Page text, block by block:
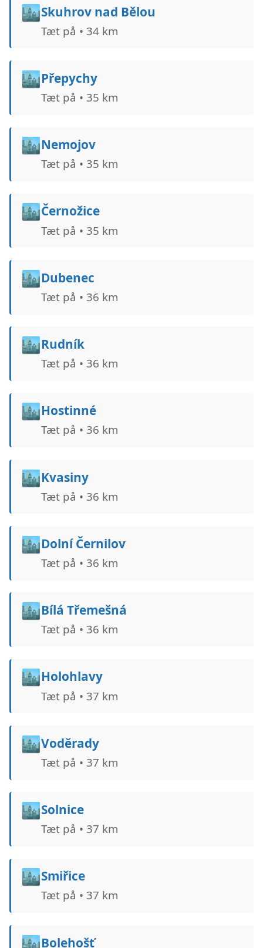
🏙️Skuhrov nad Bělou
Tæt på • 34 km
🏙️Přepychy
Tæt på • 35 km
🏙️Nemojov
Tæt på • 35 km
🏙️Černožice
Tæt på • 35 km
🏙️Dubenec
Tæt på • 36 km
🏙️Rudník
Tæt på • 36 km
🏙️Hostinné
Tæt på • 36 km
🏙️Kvasiny
Tæt på • 36 km
🏙️Dolní Černilov
Tæt på • 36 km
🏙️Bílá Třemešná
Tæt på • 36 km
🏙️Holohlavy
Tæt på • 37 km
🏙️Voděrady
Tæt på • 37 km
🏙️Solnice
Tæt på • 37 km
🏙️Smiřice
Tæt på • 37 km
🏙️Bolehošť